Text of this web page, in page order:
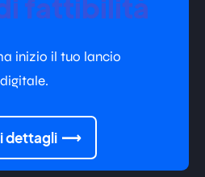
fattibilità
inizio il tuo lancio
digitale.
dettagli